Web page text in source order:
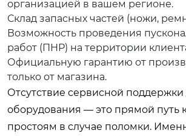
организацией в вашем регионе.
Склад запасных частей (ножи,
Возможность проведения
работ (ПНР) на территории
Официальную гарантию от
только от магазина.
Отсутствие сервисной
оборудования — это прямой путь
простоям в случае поломки.